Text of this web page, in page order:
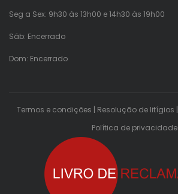
Seg a Sex: 9h30 às 13h00 e 14h30 às 19h00
Sáb: Encerrado
Dom: Encerrado
Termos e condições | Resolução de litígios |
Política de privacidade